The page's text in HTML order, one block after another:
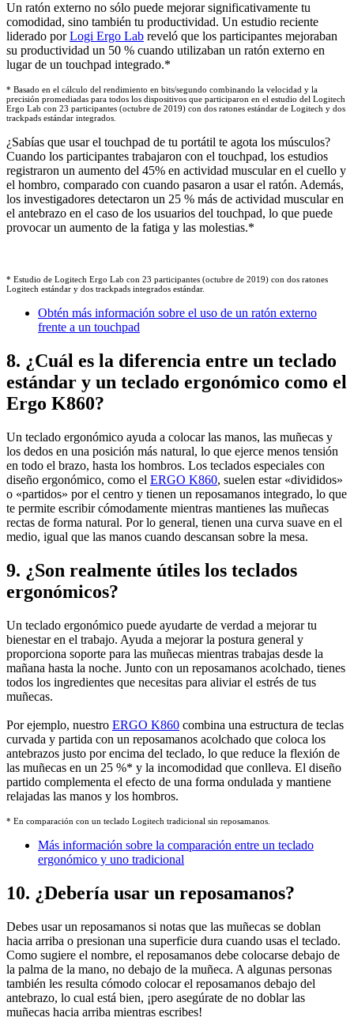
Un ratón externo no sólo puede mejorar significativamente tu
comodidad, sino también tu productividad. Un estudio reciente
liderado porLogi Ergo Lab reveló que los participantes mejoraban
su productividad un 50 % cuando utilizaban un ratón externo en
lugar de un touchpad integrado.*
* Basado en el cálculo del rendimiento en bits/segundo combinando la velocidad y la
precisión promediadas para todos los dispositivos que participaron en el estudio del Logitech
Ergo Lab con 23 participantes (octubre de 2019) con dos ratones estándar de Logitech y dos
trackpads estándar integrados.
¿Sabías que usar el touchpad de tu portátil te agota los músculos?
Cuando los participantes trabajaron con el touchpad, los estudios
registraron un aumento del 45% en actividad muscular en el cuello y
el hombro, comparado con cuando pasaron a usar el ratón. Además,
los investigadores detectaron un 25 % más de actividad muscular en
el antebrazo en el caso de los usuarios del touchpad, lo que puede
provocar un aumento de la fatiga y las molestias.*
* Estudio de Logitech Ergo Lab con 23 participantes (octubre de 2019) con dos ratones
Logitech estándar y dos trackpads integrados estándar.
Obtén más información sobre el uso de un ratón externo
frente a un touchpad
8. ¿Cuál es la diferencia entre un teclado
estándar y un teclado ergonómico como el
Ergo K860?
Un teclado ergonómico ayuda a colocar las manos, las muñecas y
los dedos en una posición más natural, lo que ejerce menos tensión
en todo el brazo, hasta los hombros. Los teclados especiales con
diseño ergonómico, como el ERGO K860, suelen estar «divididos»
o «partidos» por el centro y tienen un reposamanos integrado, lo que
te permite escribir cómodamente mientras mantienes las muñecas
rectas de forma natural. Por lo general, tienen una curva suave en el
medio, igual que las manos cuando descansan sobre la mesa.
9. ¿Son realmente útiles los teclados
ergonómicos?
Un teclado ergonómico puede ayudarte de verdad a mejorar tu
bienestar en el trabajo. Ayuda a mejorar la postura general y
proporciona soporte para las muñecas mientras trabajas desde la
mañana hasta la noche. Junto con un reposamanos acolchado, tienes
todos los ingredientes que necesitas para aliviar el estrés de tus
muñecas.
Por ejemplo, nuestro ERGO K860 combina una estructura de teclas
curvada y partida con un reposamanos acolchado que coloca los
antebrazos justo por encima del teclado, lo que reduce la flexión de
las muñecas en un 25 %* y la incomodidad que conlleva. El diseño
partido complementa el efecto de una forma ondulada y mantiene
relajadas las manos y los hombros.
* En comparación con un teclado Logitech tradicional sin reposamanos.
Más información sobre la comparación entre un teclado
ergonómico y uno tradicional
10. ¿Debería usar un reposamanos?
Debes usar un reposamanos si notas que las muñecas se doblan
hacia arriba o presionan una superficie dura cuando usas el teclado.
Como sugiere el nombre, el reposamanos debe colocarse debajo de
la palma de la mano, no debajo de la muñeca. A algunas personas
también les resulta cómodo colocar el reposamanos debajo del
antebrazo, lo cual está bien, ¡pero asegúrate de no doblar las
muñecas hacia arriba mientras escribes!